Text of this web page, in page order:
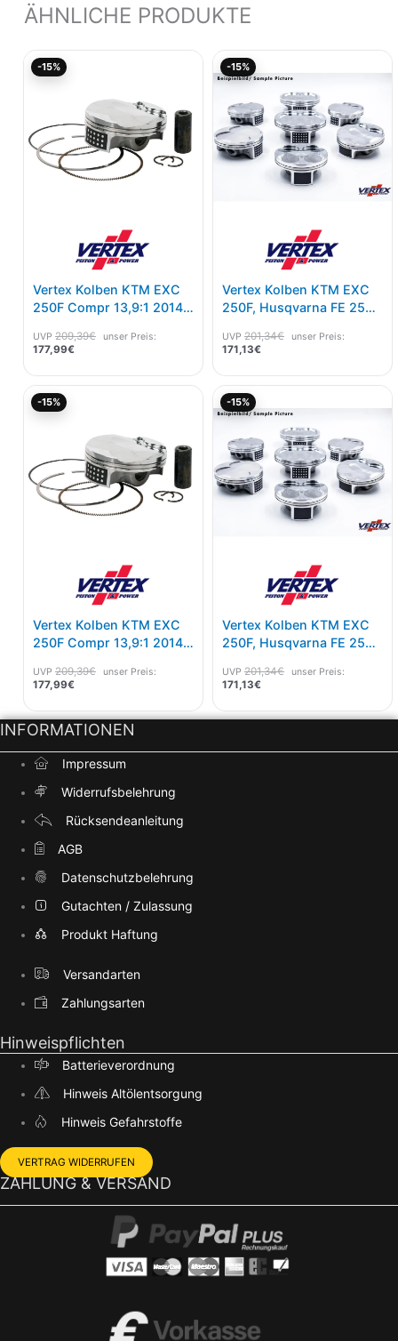
ÄHNLICHE PRODUKTE
-15%
Vertex Kolben KTM EXC
250F Compr 13,9:1 2014-
UVP 209,39€ unser Preis:
177,99€
-15%
Vertex Kolben KTM EXC
250F, Husqvarna FE 250
UVP 201,34€
war:
201,34€
unser Preis:
171,13€
ist:
171,13€.
-15%
Vertex Kolben KTM EXC
250F Compr 13,9:1 2014-
UVP 209,39€ unser Preis:
177,99€
-15%
Vertex Kolben KTM EXC
250F, Husqvarna FE 250
UVP 201,34€
war:
201,34€
unser Preis:
171,13€
ist:
171,13€.
INFORMATIONEN
Impressum
Widerrufsbelehrung
Rücksendeanleitung
AGB
Datenschutzbelehrung
Gutachten / Zulassung
Produkt Haftung
Versandarten
Zahlungsarten
Hinweispflichten
Batterieverordnung
Hinweis Altölentsorgung
Hinweis Gefahrstoffe
VERTRAG WIDERRUFEN
ZAHLUNG & VERSAND